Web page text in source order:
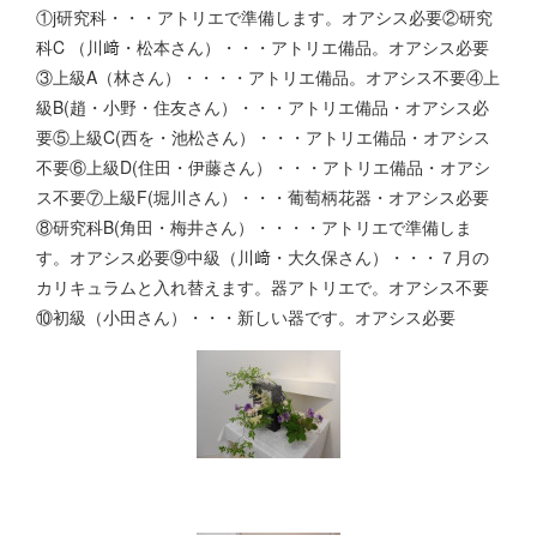
①j研究科・・・アトリエで準備します。オアシス必要②研究
科C （川﨑・松本さん）・・・アトリエ備品。オアシス必要
③上級A（林さん）・・・・アトリエ備品。オアシス不要④上
級B(趙・小野・住友さん）・・・アトリエ備品・オアシス必
要⑤上級C(西を・池松さん）・・・アトリエ備品・オアシス
不要⑥上級D(住田・伊藤さん）・・・アトリエ備品・オアシ
ス不要⑦上級F(堀川さん）・・・葡萄柄花器・オアシス必要
⑧研究科B(角田・梅井さん）・・・・アトリエで準備しま
す。オアシス必要⑨中級（川﨑・大久保さん）・・・７月の
カリキュラムと入れ替えます。器アトリエで。オアシス不要
⑩初級（小田さん）・・・新しい器です。オアシス必要